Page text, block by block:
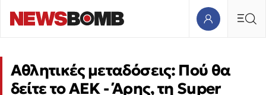
Αθλητικές μεταδόσεις: Πού θα
δείτε το ΑΕΚ - Άρης, τη Super